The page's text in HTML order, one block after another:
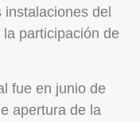
del
participación de
fue en junio de
apertura de la